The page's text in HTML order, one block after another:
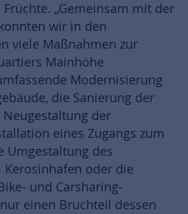
„Gemeinsam mit der
wir in den
viele Maßnahmen zur
Mainhöhe
Modernisierung
die Sanierung der
Neugestaltung der
eines Zugangs zum
Umgestaltung des
oder die
und Carsharing-
einen Bruchteil dessen